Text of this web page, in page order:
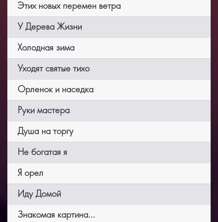
Этих новых перемен ветра
У Дерева Жизни
Холодная зима
Уходят святые тихо
Орленок и наседка
Руки мастера
Душа на торгу
Не богатая я
Я орел
Иду Домой
Знакомая картина...